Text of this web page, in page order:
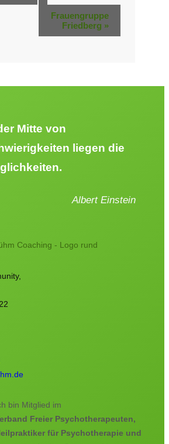
Frauengruppe
Friedberg »
Mitte von
liegen die
Albert Einstein
bin Mitglied im
Freier Psychotherapeuten,
für Psychotherapie und